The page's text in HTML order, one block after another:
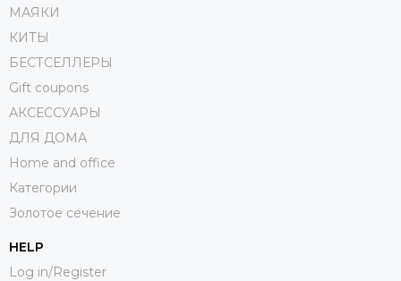
МАЯКИ
КИТЫ
БЕСТСЕЛЛЕРЫ
Gift coupons
АКСЕССУАРЫ
ДЛЯ ДОМА
Home and office
Категории
Золотое сечение
HELP
Log in/Register